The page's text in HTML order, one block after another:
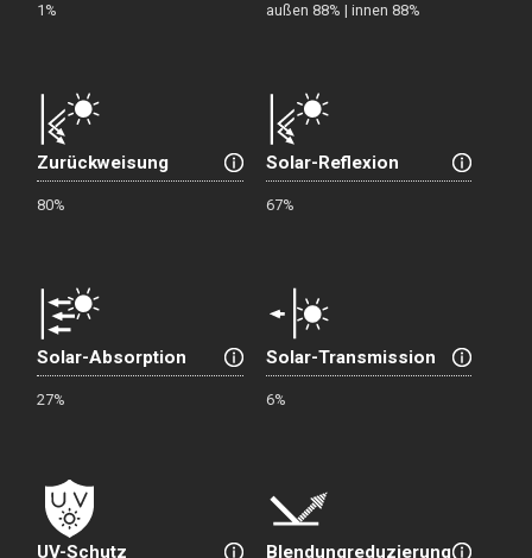
1% außen 88% | innen 88%
Zurückweisung
80%
Solar-Reflexion
67%
Solar-Absorption
27%
Solar-Transmission
6%
UV-Schutz Blendungreduzierung